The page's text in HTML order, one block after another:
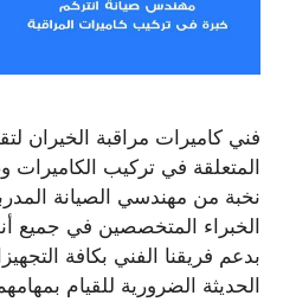
فني كاميرات مراقبة الخيران
المتعلقة في تركيب الكاميرات
نخبة من مهندسي الصيانة
الخبراء المتخصصين في جميع
بدعم فريقنا الفني بكافة
الحديثة الضرورية للقيام